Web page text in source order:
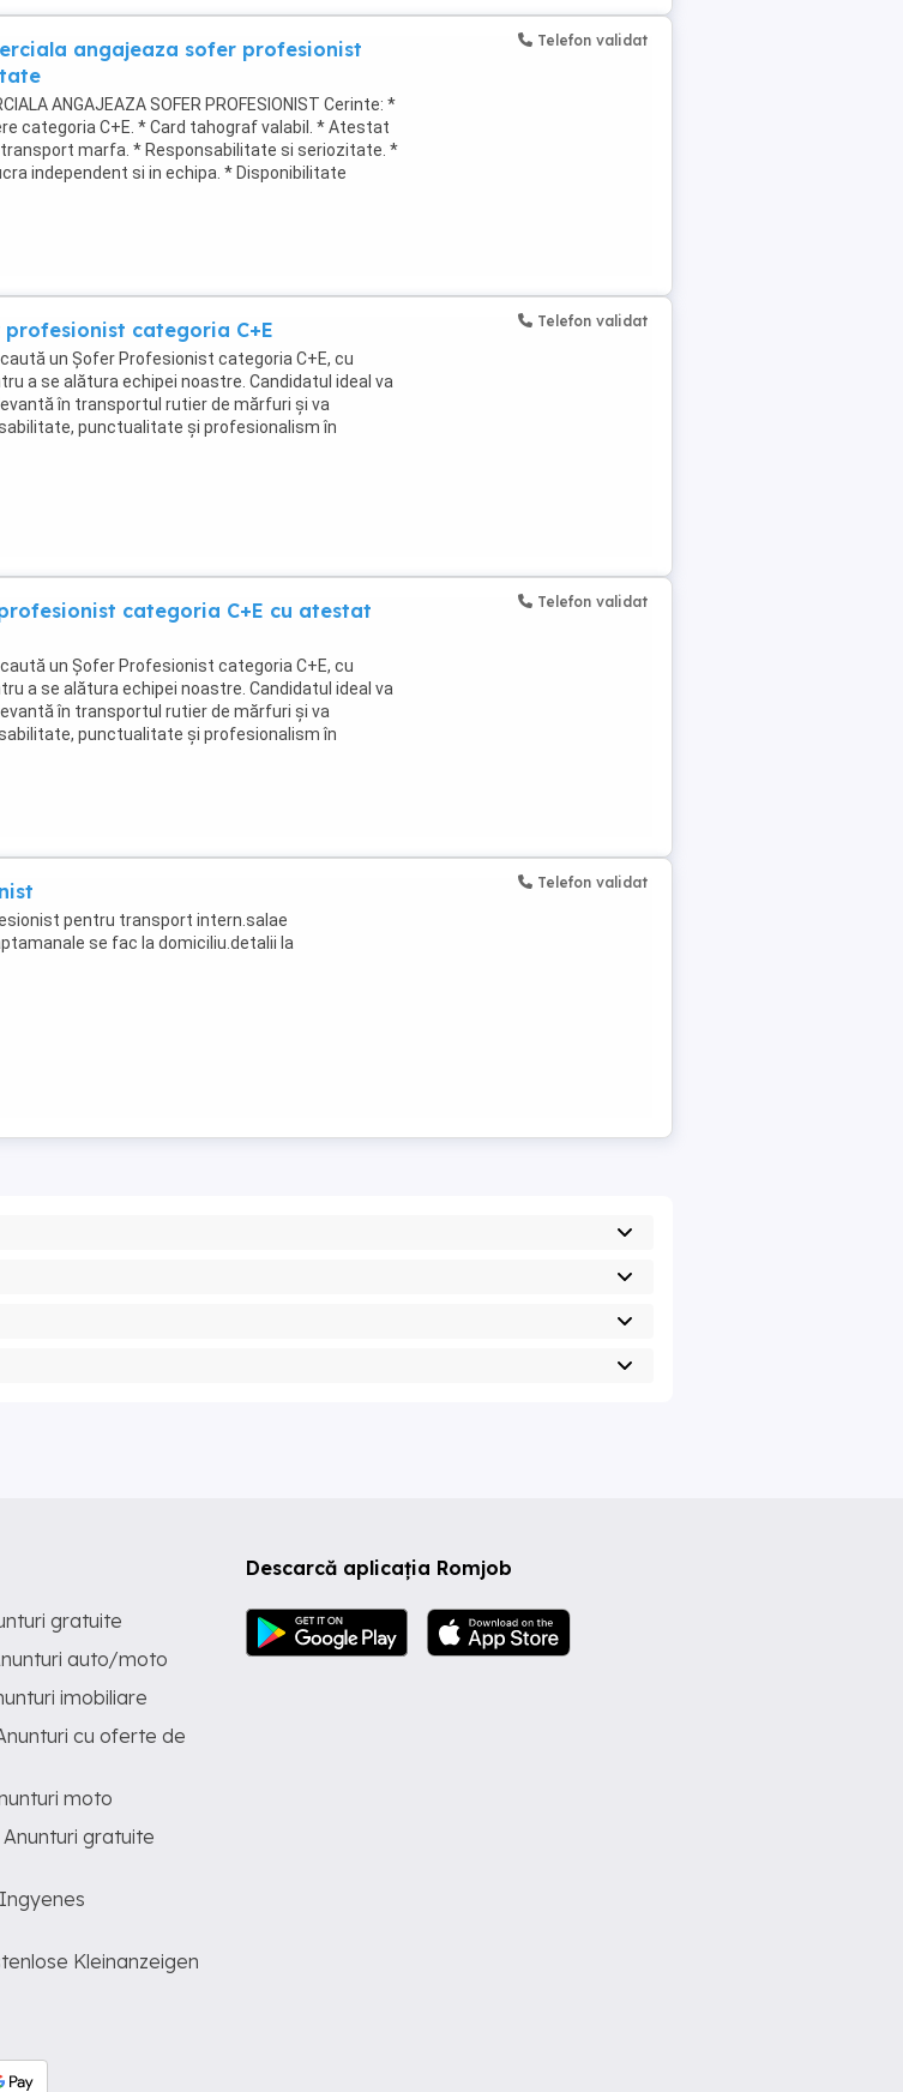
angajeaza sofer profesionist
ANGAJEAZA SOFER PROFESIONIST Cerinte: *
categoria C+E. * Card tahograf valabil. * Atestat
marfa. * Responsabilitate si seriozitate. *
independent si in echipa. * Disponibilitate
* ...
Telefon validat
categoria C+E
un Șofer Profesionist categoria C+E, cu
a se alătura echipei noastre. Candidatul ideal va
în transportul rutier de mărfuri și va
punctualitate și profesionalism în
...
Telefon validat
categoria C+E cu atestat
un Șofer Profesionist categoria C+E, cu
a se alătura echipei noastre. Candidatul ideal va
în transportul rutier de mărfuri și va
punctualitate și profesionalism în
...
Telefon validat
pentru transport intern.salae
se fac la domiciliu.detalii la
Telefon validat
Descarcă aplicația Romjob
gratuite
auto/moto
imobiliare
cu oferte de
moto
Anunturi gratuite
Kleinanzeigen